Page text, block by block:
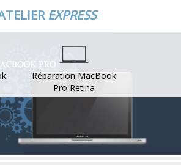
EXPRESS
Réparation MacBook
Pro Retina